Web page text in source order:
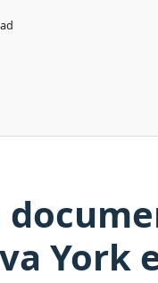
York